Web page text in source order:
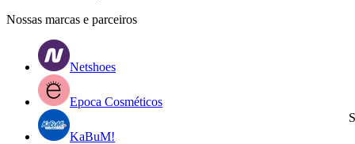
Nossas marcas e parceiros
Netshoes
Epoca Cosméticos
KaBuM!